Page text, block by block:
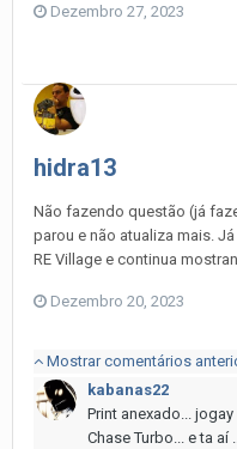
Dezembro 27, 2023
hidra13
Não fazendo questão (já
parou e não atualiza mais.
RE Village e continua
Dezembro 20, 2023
Mostrar comentários
kabanas22
Print anexado...
Chase Turbo... e ta